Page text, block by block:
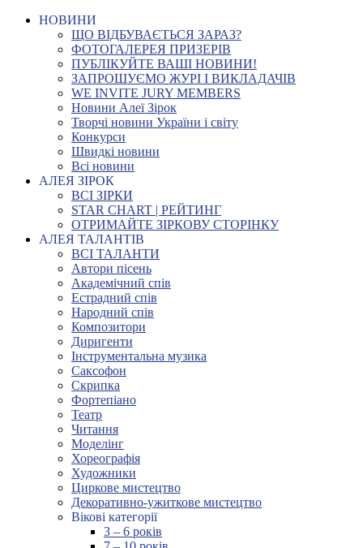
НОВИНИ
ЩО ВІДБУВАЄТЬСЯ ЗАРАЗ?
ФОТОГАЛЕРЕЯ ПРИЗЕРІВ
ПУБЛІКУЙТЕ ВАШІ НОВИНИ!
ЗАПРОШУЄМО ЖУРІ І ВИКЛАДАЧІВ
WE INVITE JURY MEMBERS
Новини Алеї Зірок
Творчі новини України і світу
Конкурси
Швидкі новини
Всі новини
АЛЕЯ ЗІРОК
ВСІ ЗІРКИ
STAR CHART | РЕЙТИНГ
ОТРИМАЙТЕ ЗІРКОВУ СТОРІНКУ
АЛЕЯ ТАЛАНТІВ
ВСІ ТАЛАНТИ
Автори пісень
Академічний спів
Естрадний спів
Народний спів
Композитори
Диригенти
Інструментальна музика
Саксофон
Скрипка
Фортепіано
Театр
Читання
Моделінг
Хореографія
Художники
Циркове мистецтво
Декоративно-ужиткове мистецтво
Вікові категорії
3 – 6 років